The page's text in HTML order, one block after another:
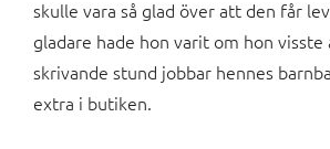
skulle vara så glad över att den får
gladare hade hon varit om hon
skrivande stund jobbar hennes
extra i butiken.